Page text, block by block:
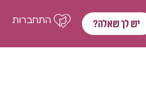
יש לך שאלה? התחברות